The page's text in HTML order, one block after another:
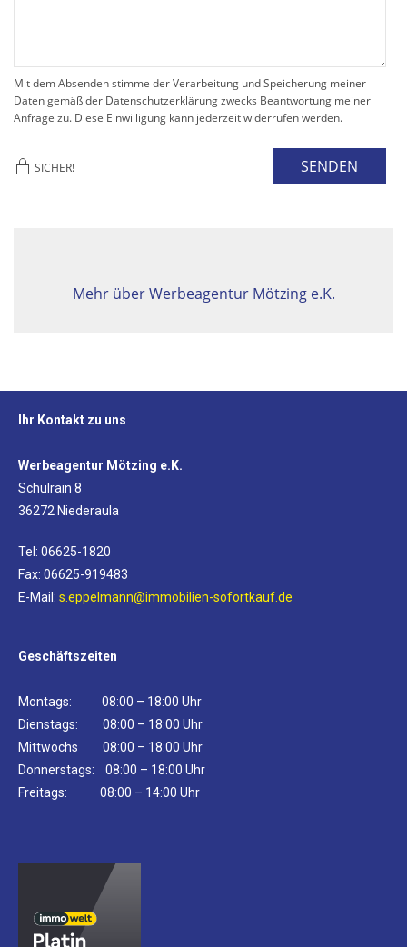
Mit dem Absenden stimme der Verarbeitung und Speicherung meiner
Daten gemäß der Datenschutzerklärung zwecks Beantwortung meiner
Anfrage zu. Diese Einwilligung kann jederzeit widerrufen werden.
SICHER! SENDEN
Mehr über Werbeagentur Mötzing e.K.
Ihr Kontakt zu uns
Werbeagentur Mötzing e.K.
Schulrain 8
36272 Niederaula
Tel: 06625-1820
Fax: 06625-919483
E-Mail: s.eppelmann@immobilien-sofortkauf.de
Geschäftszeiten
Montags: 08:00 – 18:00 Uhr
Dienstags: 08:00 – 18:00 Uhr
Mittwochs 08:00 – 18:00 Uhr
Donnerstags: 08:00 – 18:00 Uhr
Freitags: 08:00 – 14:00 Uhr